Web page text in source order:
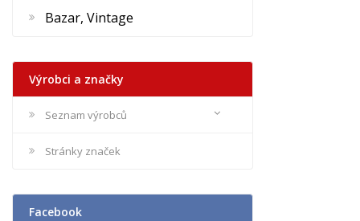
Bazar, Vintage
Výrobci a značky
Seznam výrobců
Stránky značek
Facebook